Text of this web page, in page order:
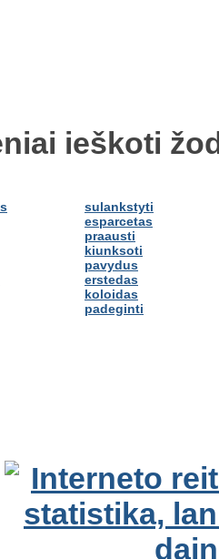
ieškoti
sulankstyti
esparcetas
praausti
kiunksoti
pavydus
erstedas
koloidas
padeginti